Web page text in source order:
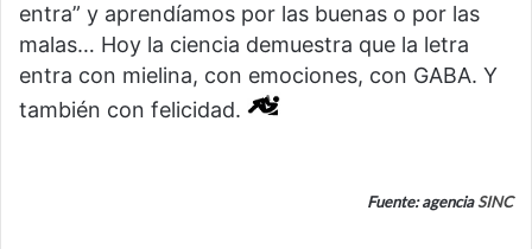
entra” y aprendíamos por las buenas o por las
malas… Hoy la ciencia demuestra que la letra
entra con mielina, con emociones, con GABA. Y
también con felicidad.
Fuente: agenciaSINC